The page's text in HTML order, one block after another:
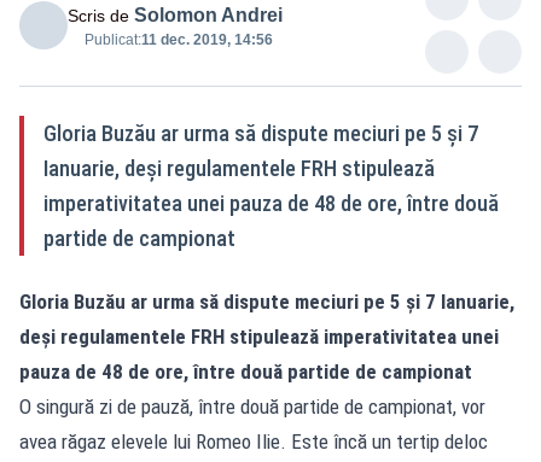
Scris de Solomon Andrei
Publicat:11 dec. 2019, 14:56
Gloria Buzău ar urma să dispute meciuri pe 5 și 7
Ianuarie, deși regulamentele FRH stipulează
imperativitatea unei pauza de 48 de ore, între două
partide de campionat
Gloria Buzău ar urma să dispute meciuri pe 5 și 7 Ianuarie,
deși regulamentele FRH stipulează imperativitatea unei
pauza de 48 de ore, între două partide de campionat
O singură zi de pauză, între două partide de campionat, vor
avea răgaz elevele lui Romeo Ilie. Este încă un tertip deloc